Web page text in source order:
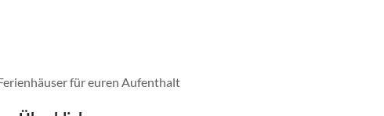
für euren Aufenthalt